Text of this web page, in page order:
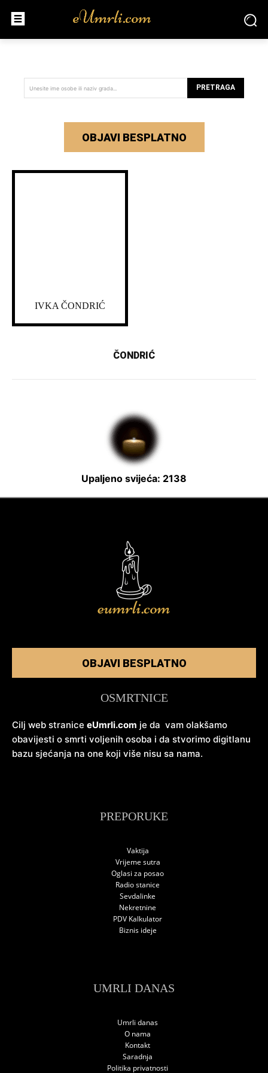
Unesite ime osobe ili naziv grada... PRETRAGA
OBJAVI BESPLATNO
IVKA ČONDRIĆ
ČONDRIĆ
Upaljeno svijeća: 2138
OBJAVI BESPLATNO
OSMRTNICE
Cilj web stranice eUmrli.com je da vam olakšamo
obavijesti o smrti voljenih osoba i da stvorimo digitlanu
bazu sjećanja na one koji više nisu sa nama.
PREPORUKE
Vaktija
Vrijeme sutra
Oglasi za posao
Radio stanice
Sevdalinke
Nekretnine
PDV Kalkulator
Biznis ideje
UMRLI DANAS
Umrli danas
O nama
Kontakt
Saradnja
Politika privatnosti